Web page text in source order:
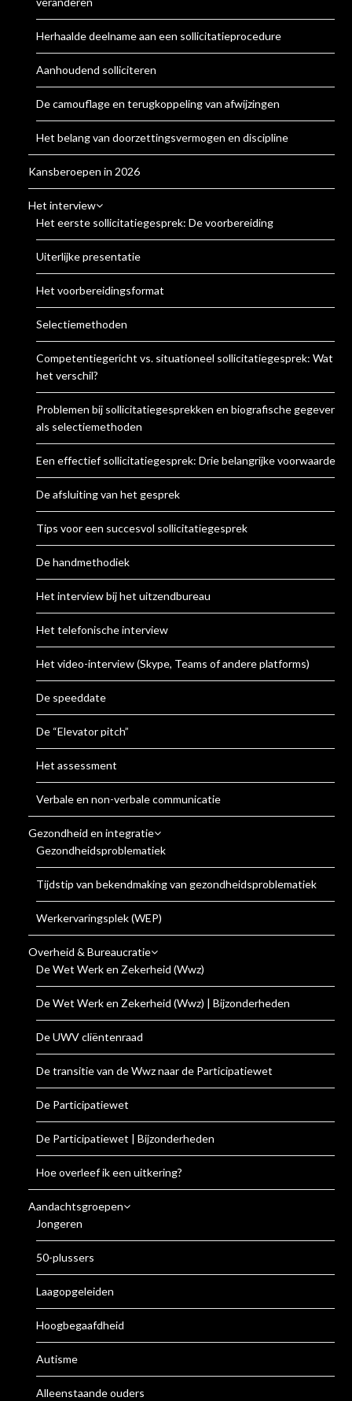
Herhaalde deelname aan een sollicitatieprocedure
Aanhoudend solliciteren
De camouflage en terugkoppeling van afwijzingen
Het belang van doorzettingsvermogen en discipline
Kansberoepen in 2026
Het interview
Het eerste sollicitatiegesprek: De voorbereiding
Uiterlijke presentatie
Het voorbereidingsformat
Selectiemethoden
Competentiegericht vs. situationeel sollicitatiegesprek: Wat is
het verschil?
Problemen bij sollicitatiegesprekken en biografische gegevens
als selectiemethoden
Een effectief sollicitatiegesprek: Drie belangrijke voorwaarden
De afsluiting van het gesprek
Tips voor een succesvol sollicitatiegesprek
De handmethodiek
Het interview bij het uitzendbureau
Het telefonische interview
Het video-interview (Skype, Teams of andere platforms)
De speeddate
De “Elevator pitch”
Het assessment
Verbale en non-verbale communicatie
Gezondheid en integratie
Gezondheidsproblematiek
Tijdstip van bekendmaking van gezondheidsproblematiek
Werkervaringsplek (WEP)
Overheid & Bureaucratie
De Wet Werk en Zekerheid (Wwz)
De Wet Werk en Zekerheid (Wwz) | Bijzonderheden
De UWV cliëntenraad
De transitie van de Wwz naar de Participatiewet
De Participatiewet
De Participatiewet | Bijzonderheden
Hoe overleef ik een uitkering?
Aandachtsgroepen
Jongeren
50-plussers
Laagopgeleiden
Hoogbegaafdheid
Autisme
Alleenstaande ouders